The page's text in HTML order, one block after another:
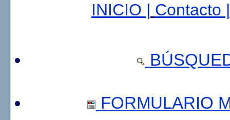
INICIO | Contacto |
FORMULARIO